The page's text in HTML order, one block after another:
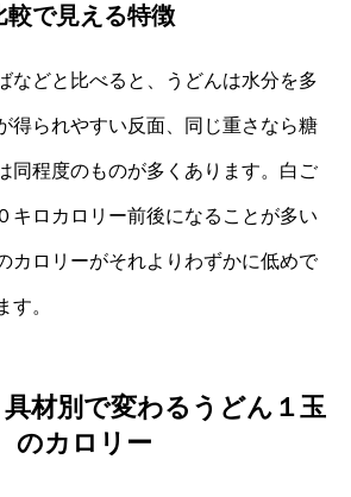
較で見える特徴
などと比べると、うどんは水分を多
得られやすい反面、同じ重さなら糖
同程度のものが多くあります。白ご
キロカロリー前後になることが多い
カロリーがそれよりわずかに低めで
す。
材別で変わるうどん１玉
のカロリー